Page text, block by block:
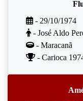
- 29/10/1974
- José Aldo
- Maracanã
- Carioca